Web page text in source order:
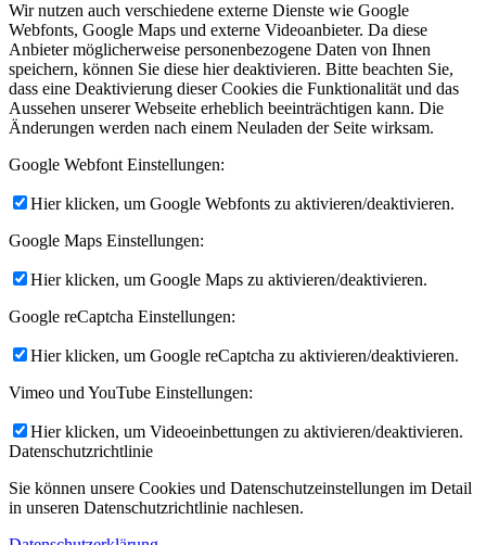
Wir nutzen auch verschiedene externe Dienste wie Google
Webfonts, Google Maps und externe Videoanbieter. Da diese
Anbieter möglicherweise personenbezogene Daten von Ihnen
speichern, können Sie diese hier deaktivieren. Bitte beachten Sie,
dass eine Deaktivierung dieser Cookies die Funktionalität und das
Aussehen unserer Webseite erheblich beeinträchtigen kann. Die
Änderungen werden nach einem Neuladen der Seite wirksam.
Google Webfont Einstellungen:
Hier klicken, um Google Webfonts zu aktivieren/deaktivieren.
Google Maps Einstellungen:
Hier klicken, um Google Maps zu aktivieren/deaktivieren.
Google reCaptcha Einstellungen:
Hier klicken, um Google reCaptcha zu aktivieren/deaktivieren.
Vimeo und YouTube Einstellungen:
Hier klicken, um Videoeinbettungen zu aktivieren/deaktivieren.
Datenschutzrichtlinie
Sie können unsere Cookies und Datenschutzeinstellungen im Detail
in unseren Datenschutzrichtlinie nachlesen.